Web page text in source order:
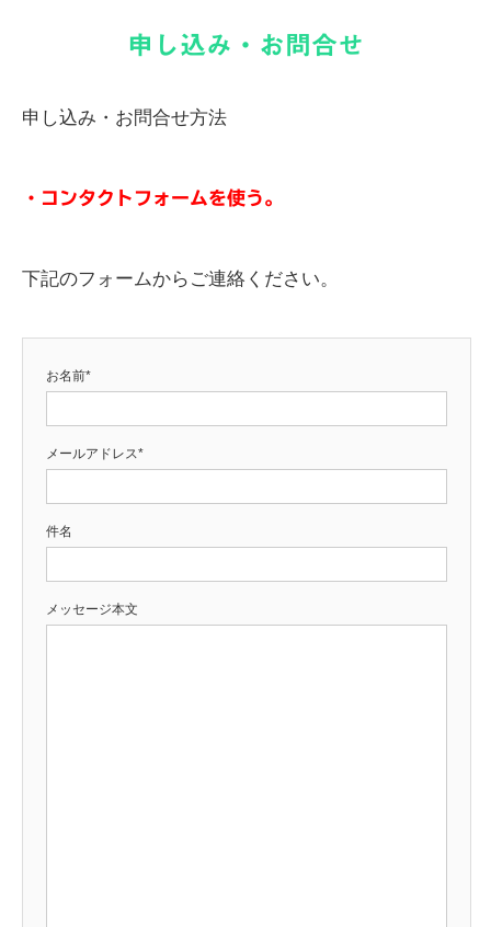
申し込み・お問合せ
申し込み・お問合せ方法
・コンタクトフォームを使う。
下記のフォームからご連絡ください。
お名前*
メールアドレス*
件名
メッセージ本文